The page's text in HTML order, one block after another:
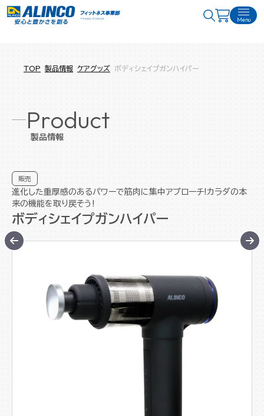
Menu
TOP 製品情報 ケアグッズ ボディシェイプガンハイパー
Product
製品情報
販売
進化した重厚感のあるパワーで筋肉に集中アプローチ!カラダの本
来の機能を取り戻そう!
ボディシェイプガンハイパー